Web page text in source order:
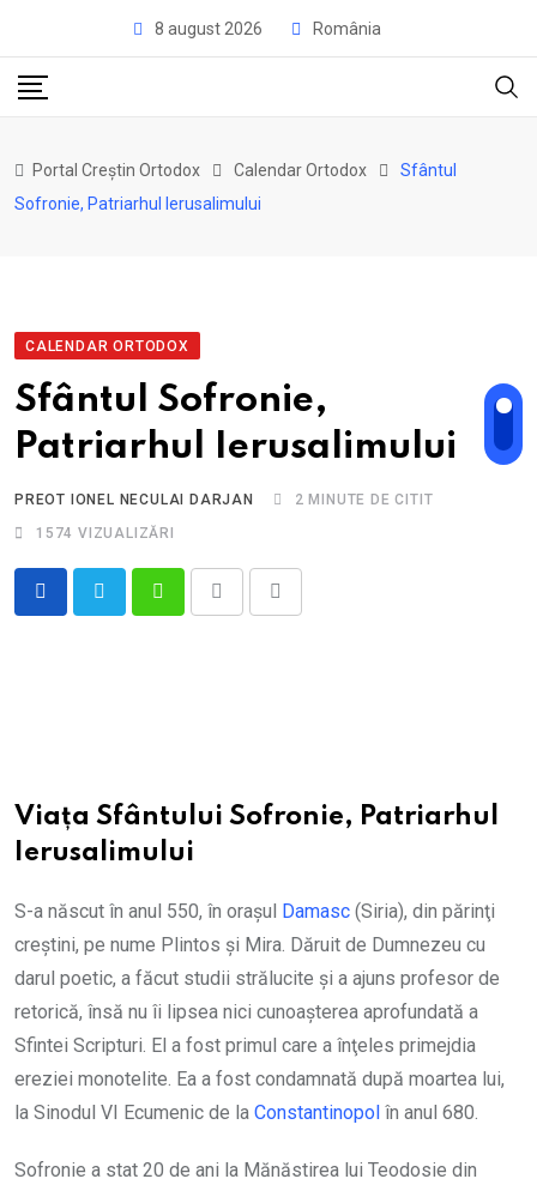
content
8 august 2026 România
Portal Creștin Ortodox Calendar Ortodox
Sfântul
Sofronie, Patriarhul Ierusalimului
CALENDAR ORTODOX
Sfântul Sofronie,
Patriarhul Ierusalimului
PREOT IONEL NECULAI DARJAN
2 MINUTE DE CITIT
1574 VIZUALIZĂRI
Viața Sfântului Sofronie, Patriarhul
Ierusalimului
S-a născut în anul 550, în oraşul Damasc (Siria), din părinţi
creştini, pe nume Plintos şi Mira. Dăruit de Dumnezeu cu
darul poetic, a făcut studii strălucite şi a ajuns profesor de
retorică, însă nu îi lipsea nici cunoaşterea aprofundată a
Sfintei Scripturi. El a fost primul care a înţeles primejdia
ereziei monotelite. Ea a fost condamnată după moartea lui,
la Sinodul VI Ecumenic de la Constantinopol în anul 680.
Sofronie a stat 20 de ani la Mănăstirea lui Teodosie din